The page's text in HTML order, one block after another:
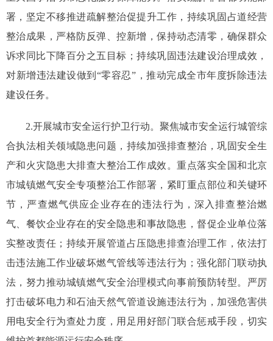
署，坚定不移推进疏解整治促提升工作，持续巩固占道经营
整治成果，严格防反弹、控新增，保持动态清零，确保群众
诉求同比下降百分之五目标；持续巩固违法建设治理成效，
对新增违法建设做到“零容忍”，推动完成全市年度拆除违法
建设任务。
2.开展城市安全运行护卫行动。聚焦城市安全运行城管综
合执法相关领域隐患问题，持续加强排查整治，巩固安全生
产和火灾隐患大排查大整治工作成效。重点落实全国和北京
市城镇燃气安全专项整治工作部署，紧盯重点部位和关键环
节，严查燃气供应企业存在的违法行为，深入排查整治燃
气、餐饮企业存在的安全隐患和事故隐患，督促企业单位落
实整改责任；持续开展管道占压隐患排查治理工作，依法打
击违法施工作业破坏燃气管线等违法行为；强化部门联动执
法，努力推动城镇燃气安全治理模式向事前预防转型。严厉
打击破坏电力和石油天然气管道设施违法行为，加强危害供
用电安全行为查处力度，用足用好部门联合惩戒手段，切实